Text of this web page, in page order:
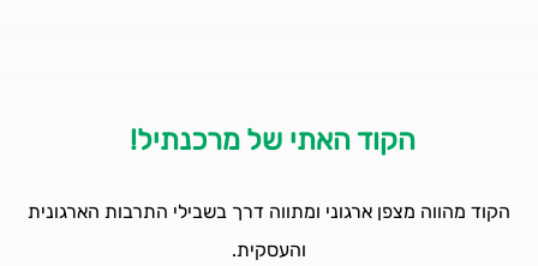
הקוד האתי של מרכנתיל!
הקוד מהווה מצפן ארגוני ומתווה דרך בשבילי התרבות הארגונית
והעסקית.